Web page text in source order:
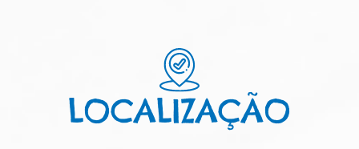
LOCALIZAÇÃO